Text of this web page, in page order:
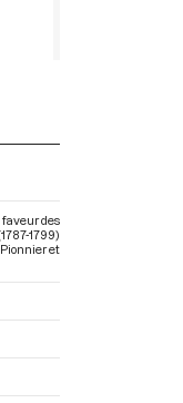
des
1799)
et